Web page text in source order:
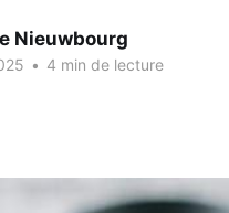
Nieuwbourg
• 4 min de lecture